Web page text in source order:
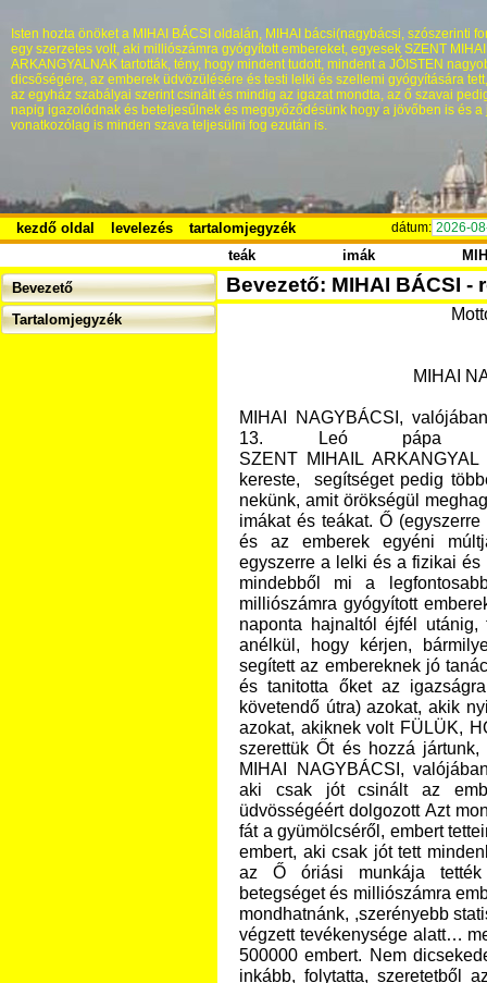
Isten hozta önöket a MIHAI BÁCSI oldalán, MIHAI bácsi(nagybácsi, szószerinti
egy szerzetes volt, aki milliószámra gyógyított embereket, egyesek SZENT
ARKANGYALNAK tartották, tény, hogy mindent tudott, mindent a JÓISTEN
dicsőségére, az emberek üdvözülésére és testi lelki és szellemi gyógyítására
az egyház szabályai szerint csinált és mindig az igazat mondta, az ő szavai
napig igazolódnak és beteljesűlnek és meggyőződésünk hogy a jövőben is és a
vonatkozólag is minden szava teljesülni fog ezután is.
kezdő oldal levelezés tartalomjegyzék dátum: 2026-
teák imák
Bevezető
Tartalomjegyzék
Bevezető: MIHAI BÁCSI -
MIHAI
MIHAI NAGYBÁCSI,
13. Leó pápa
SZENT MIHAIL
kereste, segítséget pedig
nekünk, amit örökségül
imákat és teákat. Ő
és az emberek egyéni
egyszerre a lelki és a fizikai
mindebből mi a
milliószámra gyógyított
naponta hajnaltól éjfél
anélkül, hogy kérjen,
segített az embereknek jó
és tanitotta őket az
követendő útra) azokat, akik
azokat, akiknek volt FÜLÜK,
szerettük Őt és hozzá
MIHAI NAGYBÁCSI,
aki csak jót csinált az
üdvösségéért dolgozottAzt
fát a gyümölcséről, embert
embert, aki csak jót tett
az Ő óriási munkája
betegséget és milliószámra
mondhatnánk, ,szerényebb
végzett tevékenysége alatt…
500000 embert. Nem
inkább, folytatta, szeretetből